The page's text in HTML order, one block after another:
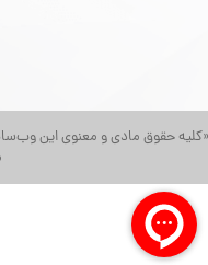
حقوق مادی و معنوی این